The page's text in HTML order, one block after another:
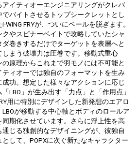
イティオーエンジニアリングがクレバ
バイトさせるトップシークレットとし
FRYが、ついにベールを脱ぎます。
やスピナーベイトで攻略していたシャ
巻きするだけでターゲットを表層へと
まう破壊力は圧巻です。移動式重心
原理からこれまで羽モノには不可能と
ィオーでは独自のフォーマットを生み
功。想定した様々なアクションに応じ
LBO」が生み出す「力点」と「作用点」
用に特別にデザインした新発想のエアロ
が移動する中心軸とボディのロールア
期化させています。さらに浮上性を高
じる独創的なデザイニングが、彼独自
して、POPXに次ぐ新たなキャラクター